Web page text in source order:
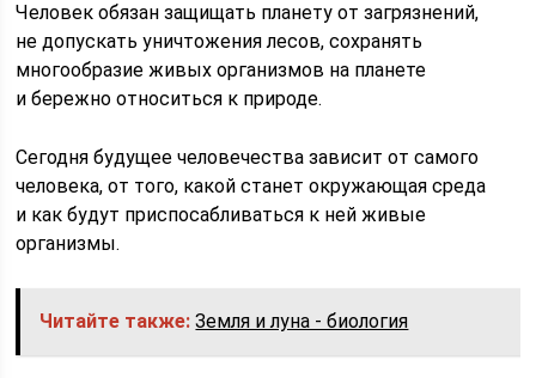
Человек обязан защищать планету от загрязнений,
не допускать уничтожения лесов, сохранять
многообразие живых организмов на планете
и бережно относиться к природе.
Сегодня будущее человечества зависит от самого
человека, от того, какой станет окружающая среда
и как будут приспосабливаться к ней живые
организмы.
Читайте также: Земля и луна - биология